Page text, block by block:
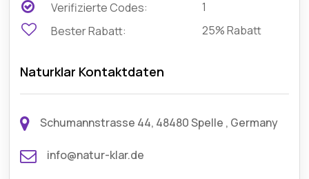
Verifizierte Codes:
1
Bester Rabatt:
25% Rabatt
Naturklar Kontaktdaten
Schumannstrasse 44, 48480 Spelle , Germany
info@natur-klar.de